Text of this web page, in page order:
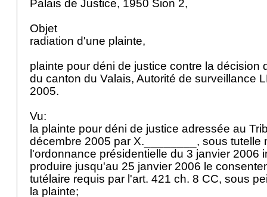
Palais de Justice, 1950 Sion 2,
Objet
radiation d'une plainte,
plainte pour déni de justice contre la décision
du canton du Valais, Autorité de surveillance
2005.
Vu:
la plainte pour déni de justice adressée au
décembre 2005 par X.________, sous
l'ordonnance présidentielle du 3 janvier 2006
produire jusqu'au 25 janvier 2006 le
tutélaire requis par l'art. 421 ch. 8 CC, sous
la plainte;